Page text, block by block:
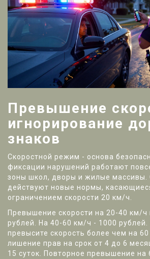
Превышение
игнорирование
знаков
Скоростной режим - основа
фиксации нарушений работают
зоны школ, дворы и жилые массивы.
действуют новые нормы,
ограничением скорости 20 км/ч.
Превышение скорости на 20-40 км/
рублей. На 40-60 км/ч - 1000 рублей.
превысите скорость более чем на
лишение прав на срок от 4 до 6
15 суток. Повторное превышение на